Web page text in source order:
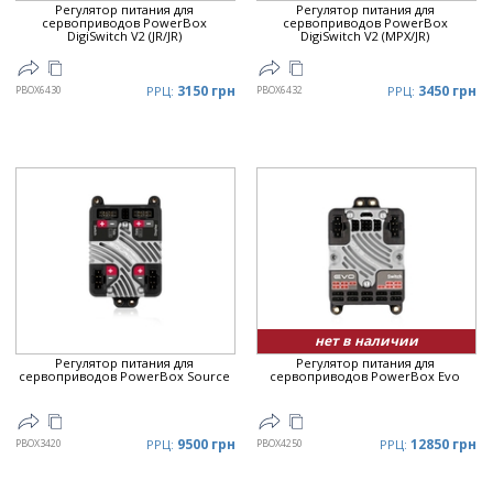
Регулятор питания для
сервоприводов PowerBox
DigiSwitch V2 (JR/JR)
PBOX6430 РРЦ: 3150 грн
Регулятор питания для
сервоприводов PowerBox
DigiSwitch V2 (MPX/JR)
PBOX6432 РРЦ: 3450 грн
Регулятор питания для
сервоприводов PowerBox Source
PBOX3420 РРЦ: 9500 грн
нет в наличии
Регулятор питания для
сервоприводов PowerBox Evo
PBOX4250 РРЦ: 12850 грн